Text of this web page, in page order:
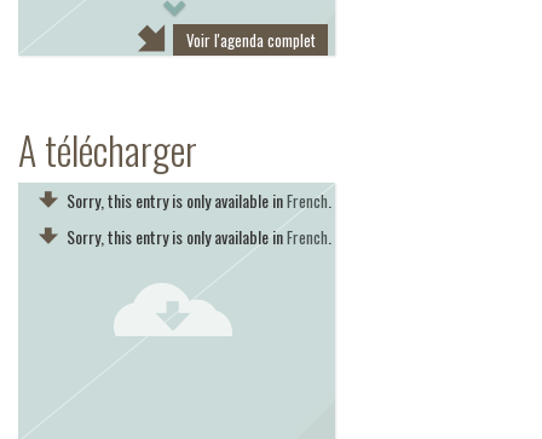
Voir l'agenda complet
A télécharger
Sorry, this entry is only available inFrench
Sorry, this entry is only available inFrench